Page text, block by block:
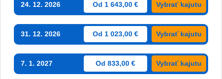
24. 12. 2026 Od 1 643,00 € Vybrať kajutu
31. 12. 2026 Od 1 023,00 € Vybrať kajutu
7. 1. 2027 Od 833,00 € Vybrať kajutu